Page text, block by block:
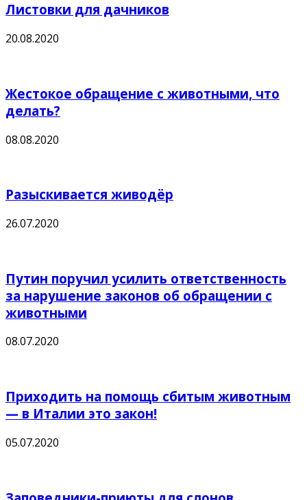
Листовки для дачников
20.08.2020
Жестокое обращение с животными, что
делать?
08.08.2020
Разыскивается живодёр
26.07.2020
Путин поручил усилить ответственность
за нарушение законов об обращении с
животными
08.07.2020
Приходить на помощь сбитым животным
— в Италии это закон!
05.07.2020